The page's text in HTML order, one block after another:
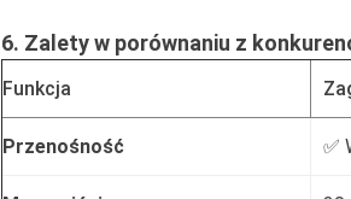
6. Zalety w porównaniu z
Funkcja
Przenośność ✅